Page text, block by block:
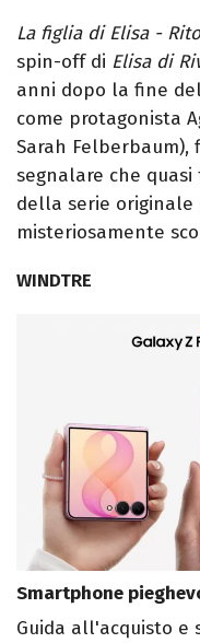
La figlia di Elisa -
spin-off di Elisa di
anni dopo la fine
come protagonista
Sarah Felberbaum),
segnalare che
della serie
misteriosamente
WINDTRE
Smartphone
Guida all'acquisto e